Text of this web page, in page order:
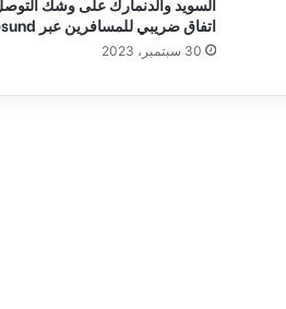
اتفاق ضريبي للمسافرين عبر Öresund
30 سبتمبر، 2023